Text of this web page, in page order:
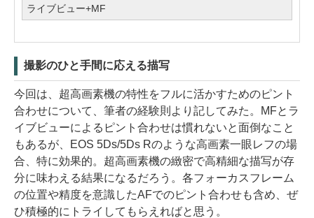
ライブビュー+MF
撮影のひと手間に応える描写
今回は、超高画素機の特性をフルに活かすためのピント
合わせについて、筆者の経験則より記してみた。MFとラ
イブビューによるピント合わせは慣れないと面倒なこと
もあるが、EOS 5Ds/5Ds Rのような高画素一眼レフの場
合、特に効果的。超高画素機の緻密で高精細な描写が存
分に味わえる結果になるだろう。各フォーカスフレーム
の位置や精度を意識したAFでのピント合わせも含め、ぜ
ひ積極的にトライしてもらえればと思う。